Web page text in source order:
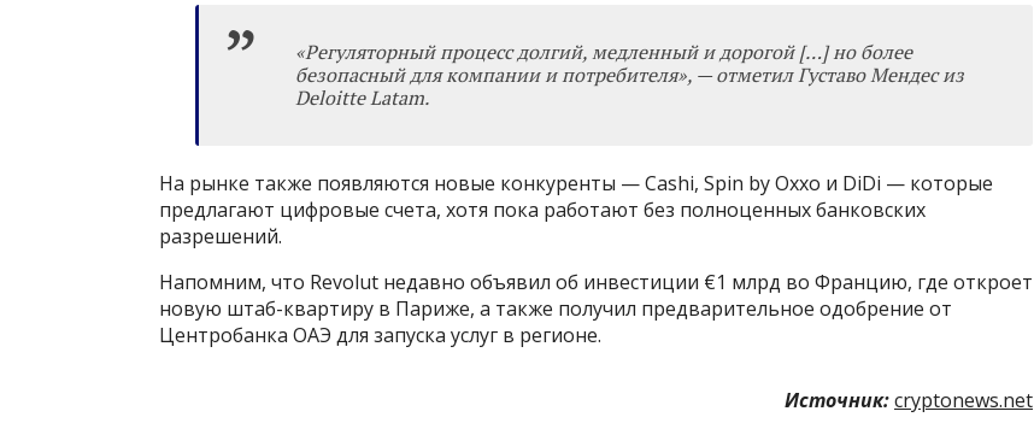
«Регуляторный процесс долгий, медленный и дорогой […] но более
безопасный для компании и потребителя», — отметил Густаво Мендес из
Deloitte Latam.
На рынке также появляются новые конкуренты — Cashi, Spin by Oxxo и DiDi — которые
предлагают цифровые счета, хотя пока работают без полноценных банковских
разрешений.
Напомним, что Revolut недавно объявил об инвестиции €1 млрд во Францию, где откроет
новую штаб-квартиру в Париже, а также получил предварительное одобрение от
Центробанка ОАЭ для запуска услуг в регионе.
Источник:cryptonews.net